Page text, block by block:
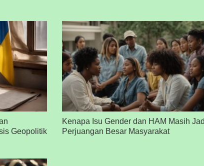
Geopolitik
Kenapa Isu Gender dan HAM Masih
Perjuangan Besar Masyarakat